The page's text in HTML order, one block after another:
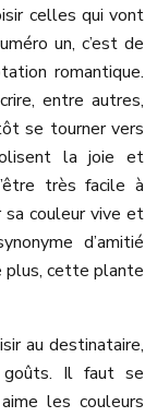
celles qui vont
un, c’est de
romantique.
entre autres,
se tourner vers
la joie et
très facile à
sa couleur vive et
d’amitié
plus, cette plante
au destinataire,
goûts. Il faut se
les couleurs